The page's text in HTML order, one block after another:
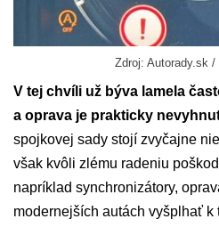
Zdroj: Autorady.sk /
V tej chvíli už býva lamela
a oprava je prakticky
spojkovej sady stojí zvyčajne
však kvôli zlému radeniu
napríklad synchronizátory,
modernejších autách vyšplhať k